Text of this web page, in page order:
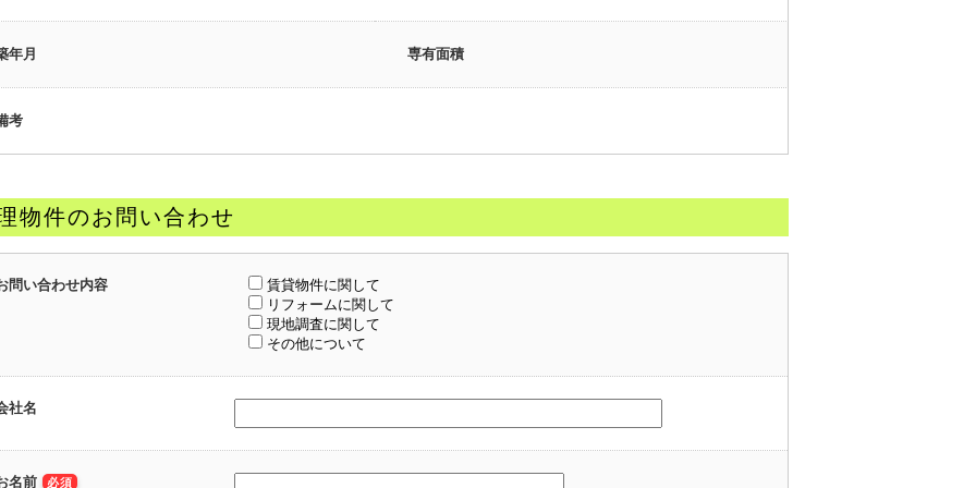
年月 専有面積
考
物件のお問い合わせ
問い合わせ内容
賃貸物件に関して
リフォームに関して
現地調査に関して
その他について
社名
名前 必須